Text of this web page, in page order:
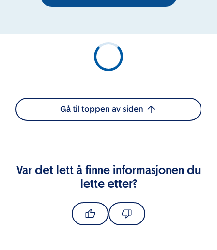
Gå til toppen av siden
Var det lett å finne informasjonen du
lette etter?